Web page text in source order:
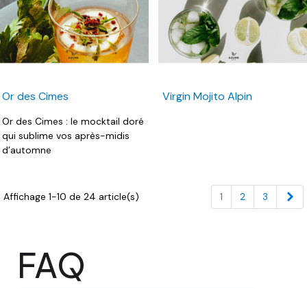
Or des Cimes
Or des Cimes : le mocktail doré
qui sublime vos après-midis
d’automne
Virgin Mojito Alpin
Affichage 1-10 de 24 article(s) 1 2 3
FAQ